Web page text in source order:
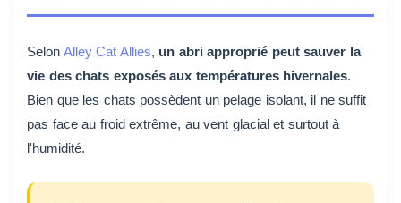
Selon Alley Cat Allies, un abri approprié peut sauver la
vie des chats exposés aux températures hivernales.
Bien que les chats possèdent un pelage isolant, il ne suffit
pas face au froid extrême, au vent glacial et surtout à
l'humidité.